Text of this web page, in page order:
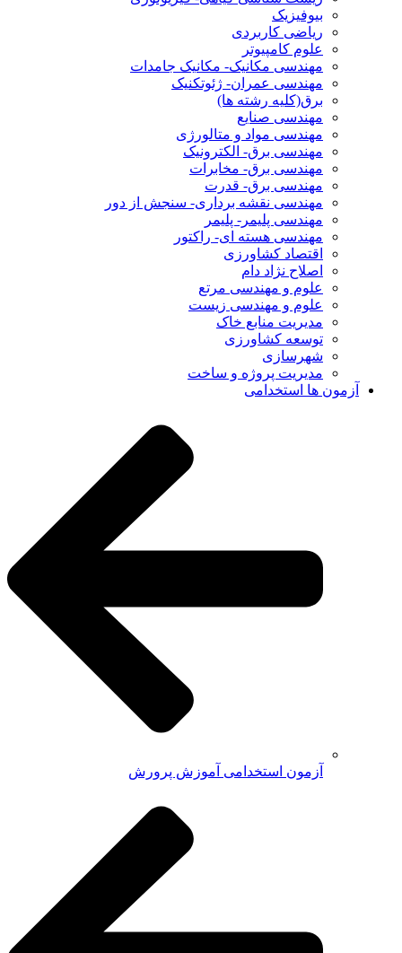
بیوفیزیک
ریاضی کاربردی
علوم کامپیوتر
مهندسی مکانیک- مکانیک جامدات
مهندسی عمران- ژئوتکنیک
برق(کلیه رشته ها)
مهندسی صنایع
مهندسی مواد و متالورژی
مهندسی برق- الکترونیک
مهندسی برق- مخابرات
مهندسی برق- قدرت
مهندسی نقشه برداری- سنجش از دور
مهندسی پلیمر- پلیمر
مهندسی هسته ای- راکتور
اقتصاد کشاورزی
اصلاح نژاد دام
علوم و مهندسی مرتع
علوم و مهندسی زیست
مدیریت منابع خاک
توسعه کشاورزی
شهرسازی
مدیریت پروژه و ساخت
آزمون ها استخدامی
آزمون استخدامی آموزش پرورش